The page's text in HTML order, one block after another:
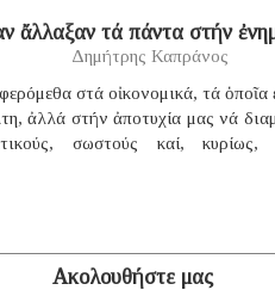
ἄλλαξαν τά πάντα στήν
Δημήτρης Καπράνος
στά οἰκονομικά, τά ὁποῖα
ἀλλά στήν ἀποτυχία μας νά
σωστούς καί, κυρίως,
Ακολουθήστε μας